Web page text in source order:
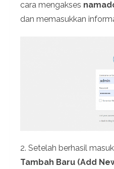
cara mengakses
dan memasukkan
2. Setelah berhasil
Tambah Baru (Add